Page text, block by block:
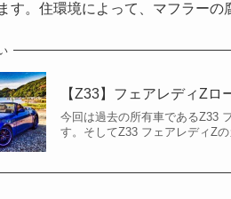
す。住環境によって、マフラーの
【Z33】フェアレディZ
今回は過去の所有車であるZ33
す。そしてZ33 フェアレディZ